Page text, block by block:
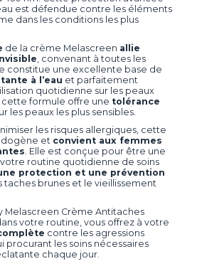
est défendue contre les éléments
dans les conditions les plus
de la crème Melascreen allie
, convenant à toutes les
constitue une excellente base de
à l’eau et parfaitement
quotidienne sur les peaux
cette formule offre une tolérance
les peaux les plus sensibles.
les risques allergiques, cette
et convient aux femmes
. Elle est conçue pour être une
routine quotidienne de soins
protection et une prévention
taches brunes et le vieillissement
Melascreen Crème Antitaches
votre routine, vous offrez à votre
contre les agressions
procurant les soins nécessaires
chaque jour.